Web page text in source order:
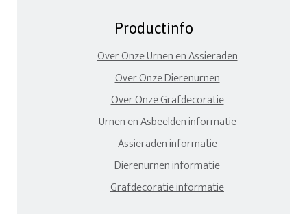
Productinfo
Over Onze Urnen en Assieraden
Over Onze Dierenurnen
Over Onze Grafdecoratie
Urnen en Asbeelden informatie
Assieraden informatie
Dierenurnen informatie
Grafdecoratie informatie